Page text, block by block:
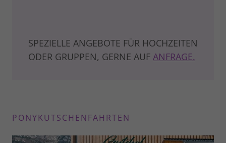
SPEZIELLE ANGEBOTE FÜR HOCHZEITEN
ODER GRUPPEN, GERNE AUF ANFRAGE.
PONYKUTSCHENFAHRTEN